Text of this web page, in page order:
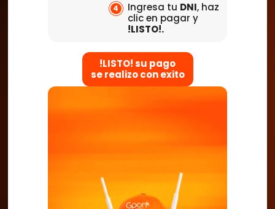
4 Ingresa tu DNI, haz
clic en pagar y
!LISTO!.
!LISTO! su pago
se realizo con exito